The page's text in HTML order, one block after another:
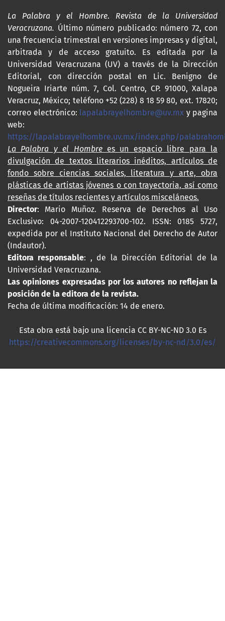
La Palabra y el Hombre. Revista de la Universidad
Veracruzana. Último número publicado: número 72, con
una frecuencia trimestral en versiones impresas y digital,
arbitrada y de acceso gratuito. Es editada por la
Universidad Veracruzana (UV) a través de la Dirección
Editorial, con dirección postal en Lic. Benigno de
Nogueira Iriarte núm. 7, Col. Centro, CP. 91000, Xalapa
Veracruz, México; teléfono +52 (228) 8 18 59 80, ext. 17820;
correo electrónico: lapalabrayelhombre@uv.mx y pagina
web:
https://lapalabrayelhombre.uv.mx/index.php/
La Palabra y el Hombre es un espacio libre para la
divulgación de textos literarios inéditos, artículos de
fondo sobre ciencias sociales, literatura y arte, obra
plásticas de artistas jóvenes o con trayectoria, así como
reseñas de títulos recientes y artículos misceláneos.
Director: Mario Muñoz. Reserva de Derechos al Uso
Exclusivo: 04-2007-120412293700-102. ISSN: 0185 5727,
expedida por el Instituto Nacional del Derecho de Autor
(Indautor).
Editora responsable: , de la Dirección Editorial de la
Universidad Veracruzana.
Las opiniones expresadas por los autores no reflejan la
posición de la editora de la revista.
Fecha de última modificación: 14 de enero.
Esta obra está bajo una licencia CC BY-NC-ND 3.0 Es
https://creativecommons.org/licenses/by-nc-nd/3.0/es/